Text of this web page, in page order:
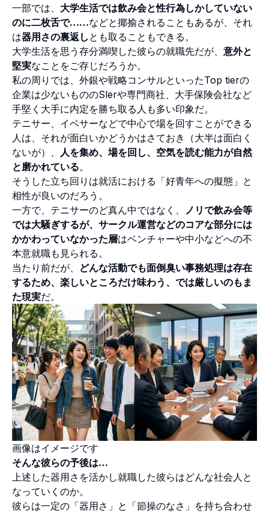
一部では、 大学生活では飲み会と性行為しかしていない
のに二枚舌で……などと揶揄されることもあるが、それ
は器用さの裏返し とも取ることもできる。
大学生活を思う存分満喫した彼らの就職先だが、 意外と
堅実なことをご存じだろうか。
私の周りでは、外銀や戦略コンサルといったTop tierの
企業は少ないもののSlerや専門商社、大手保険会社など
手堅く大手に内定を勝ち取る人も多い印象だ。
テニサー、イベサーなどで中心で場を回すことができる
人は、それが面白いかどうかはさておき（大半は面白く
ないが）、 人を集め、場を回し、空気を読む能力が自然
と磨かれている。
そうした立ち回りは就活における「好青年への擬態」と
相性が良いのだろう。
一方で、テニサーのど真ん中ではなく、 ノリで飲み会等
では大騒ぎするが、サークル運営などのコアな部分には
かかわっていなかった層はベンチャーや中小などへの不
本意就職も見られる。
当たり前だが、 どんな活動でも面倒臭い事務処理は存在
するため、楽しいところだけ味わう、では厳しいのもま
た現実だ。
画像はイメージです
そんな彼らの予後は…
上述した器用さを活かし就職した彼らはどんな社会人と
なっていくのか。
彼らは一定の「器用さ」と「節操のなさ」を持ち合わせ